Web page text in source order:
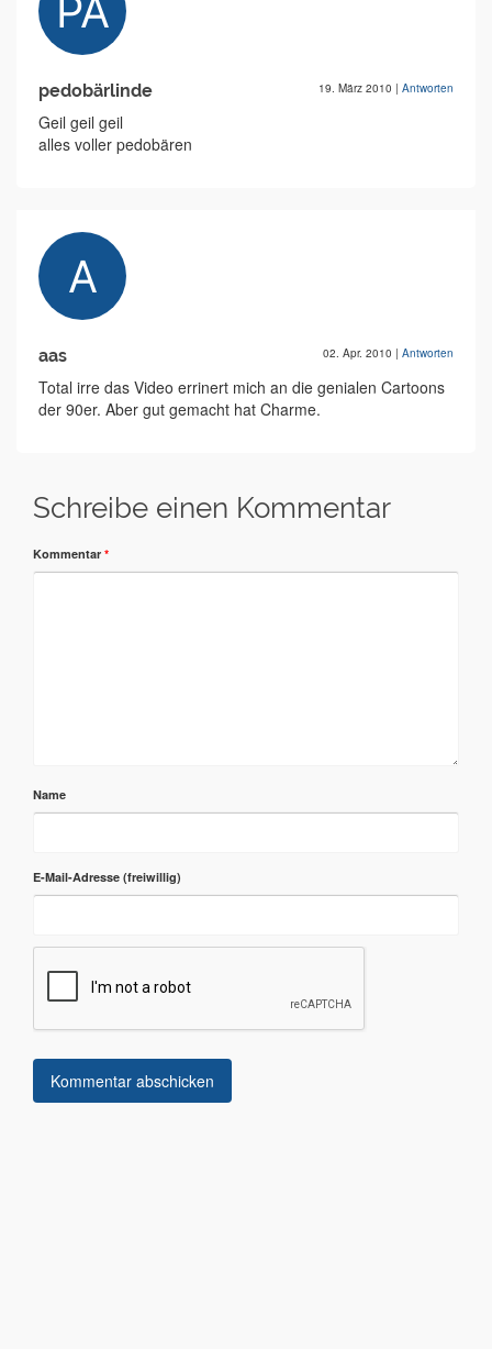
pedobärlinde 19. März 2010 | Antworten
Geil geil geil
alles voller pedobären
aas 02. Apr. 2010 | Antworten
Total irre das Video errinert mich an die genialen Cartoons
der 90er. Aber gut gemacht hat Charme.
Schreibe einen Kommentar
Kommentar *
Name
E-Mail-Adresse